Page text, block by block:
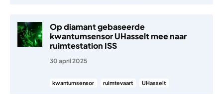
Op diamant gebaseerde
kwantumsensor UHasselt mee naar
ruimtestation ISS
30 april 2025
kwantumsensor ruimtevaart UHasselt